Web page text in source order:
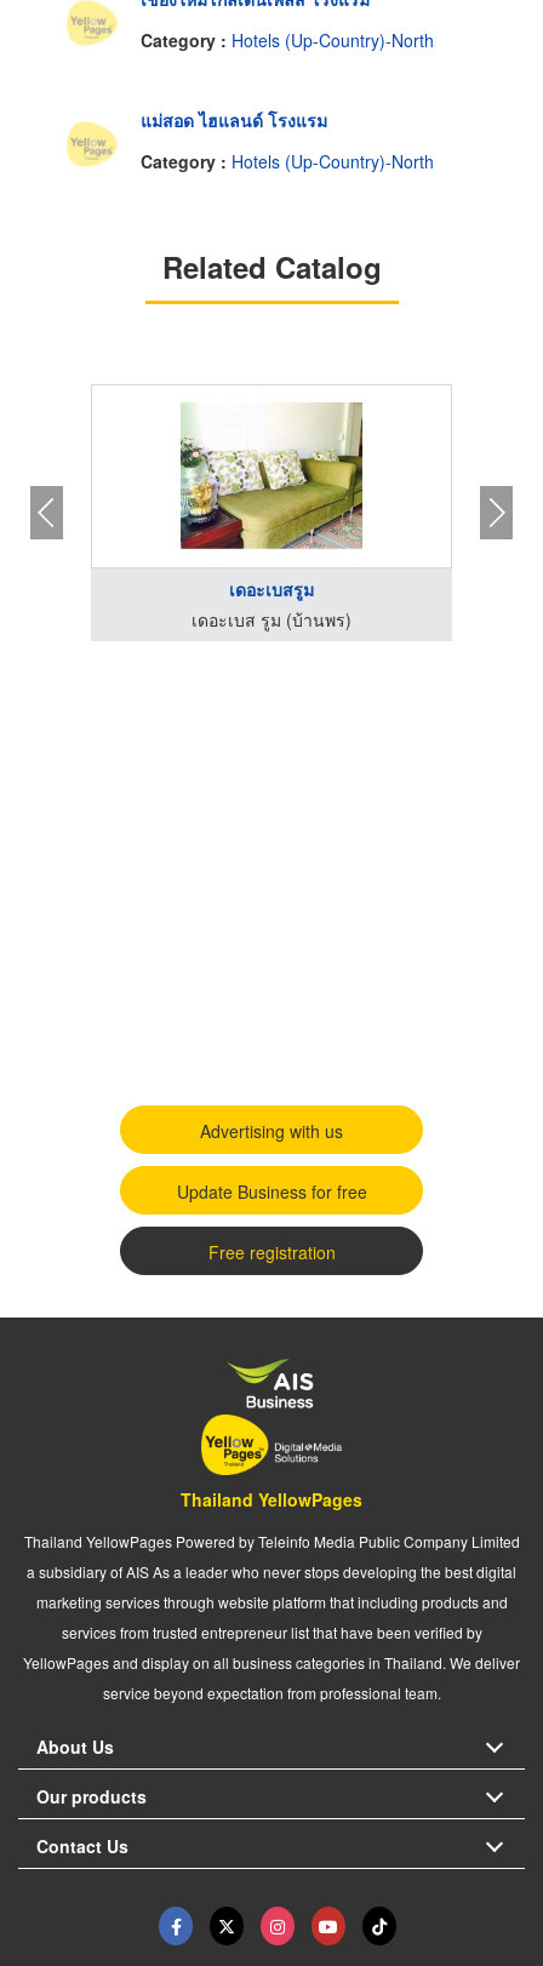
Category : Hotels (Up-Country)-North
แม่สอด ไฮแลนด์ โรงแรม
Category : Hotels (Up-Country)-North
Related Catalog
เดอะเบสรูม
เดอะเบส รูม (บ้านพร)
Advertising with us
Update Business for free
Free registration
Thailand YellowPages
Thailand YellowPages Powered by Teleinfo Media Public Company Limited
a subsidiary of AIS As a leader who never stops developing the best digital
marketing services through website platform that including products and
services from trusted entrepreneur list that have been verified by
YellowPages and display on all business categories in Thailand. We deliver
service beyond expectation from professional team.
About Us
Our products
Contact Us